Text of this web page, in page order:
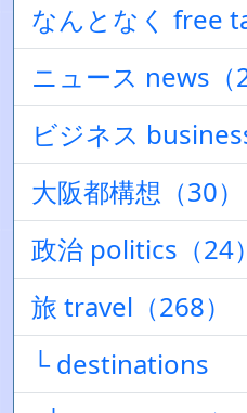
なんとなく free
ニュース news（
ビジネス
大阪都構想（30）
政治 politics（24）
旅 travel（268）
└ destinations